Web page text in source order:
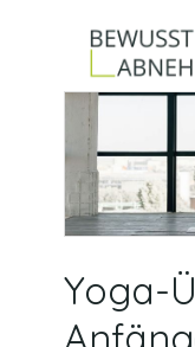
Yoga-